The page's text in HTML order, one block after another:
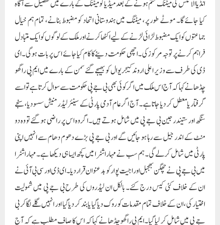
منٹ کے اندر جیل سے رہا ہو جائیں گے اور بی جے پی بڑے دھوم دھام سے انہیں اپنی
پارٹی میں شامل کر لے گی۔ ہم سب نے مہاراشٹرا میں کچھ ایسا ہی دیکھا ہے۔ مہاراشٹرا
میں بی جے پی نے چھگن بھجبل اور اجیت پوار کو بدعنوان قرار دیا۔ ای ڈی اور سی بی آئی نے
ان کے خلاف کئی کیس درج کئے۔ بالکل ان لیڈروں کی طرح بی جے پی میں شمولیت
اختیار کی، ان کے خلاف تمام مقدمات کو روک دیا گیا یا بند کر دیا گیا اور انہیں گلے لگا کر بی
جے پی میں شامل کر لیا گیا۔ایم پی راگھو چڈھا نے کہا کہ اس کا صاف مطلب ہے کہ آج
اگر بی جے پی کسی سے ڈرتی ہے تو وہ اروند کیجریوال ہیں۔ اس لیے بی جے پی اروند
کیجریوال کو کمزور کرنا چاہتی ہے۔ بی جے پی والوں کے جاگتے اور سوتے ہوئے خوابوں
میں صرف اروند کیجریوال نظر آتے ہیں۔
انہوں نے کہا کہ وزیر اعلی اروند کیجریوال 19 دسمبر کو وپشنا کے لیے جا رہے ہیں۔ وہ
باقاعدگی سے وپشنا کے لیے لگاتار جاتے رہتے ہیں۔ اس بار بھی ان کا پروگرام طے ہوچکا
ہے۔ وہ وکلاء سے مشورہ لیں گے کہ آیا ای ڈی کو جواب دینا ہے یا نہیں اور مزید حکمت
عملی تیار کریں گے۔ ساتھ ہی رکن پارلیمنٹ نے ارکان اسمبلی کو ایوان سے معطل کرنے کا